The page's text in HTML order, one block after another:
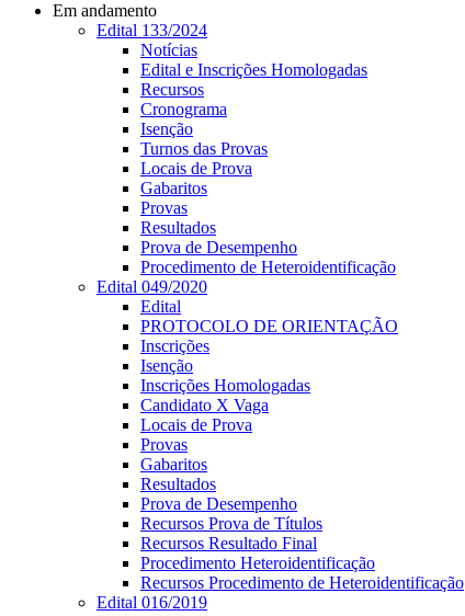
Em andamento
Edital 133/2024
Notícias
Edital e Inscrições Homologadas
Recursos
Cronograma
Isenção
Turnos das Provas
Locais de Prova
Gabaritos
Provas
Resultados
Prova de Desempenho
Procedimento de Heteroidentificação
Edital 049/2020
Edital
PROTOCOLO DE ORIENTAÇÃO
Inscrições
Isenção
Inscrições Homologadas
Candidato X Vaga
Locais de Prova
Provas
Gabaritos
Resultados
Prova de Desempenho
Recursos Prova de Títulos
Recursos Resultado Final
Procedimento Heteroidentificação
Recursos Procedimento de Heteroidentificação
Edital 016/2019